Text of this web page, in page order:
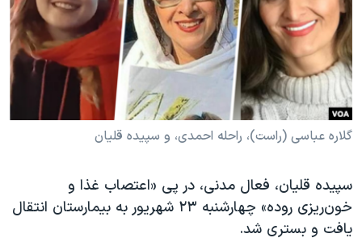
فرهنگ و زندگی
حقوق شهروندی
اقتصادی
علم و فناوری
اسرائیل در جنگ
آرشیو پخش زنده
مستندها
انتخابات ریاست جمهوری آمریکا ۲۰۲۴
حمله جمهوری اسلامی به اسرائیل
رمز مهسا
ورزش زنان در ایران
مجموعه مستندهای دادخواهی
تریبونال مردمی آبان ۹۸
دنبال کنید
زبانهای مختلف
گلاره عباسی (راست)، راحله احمدی، و سپیده قلیان
سپیده قلیان، فعال مدنی، در پی «اعتصاب غذا و
خون‌ریزی روده» چهارشنبه ۲۳ شهریور به بیمارستان انتقال
یافت و بستری شد.